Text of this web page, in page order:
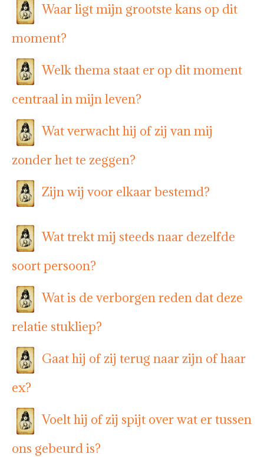
Waar ligt mijn grootste kans op dit
moment?
Welk thema staat er op dit moment
centraal in mijn leven?
Wat verwacht hij of zij van mij
zonder het te zeggen?
Zijn wij voor elkaar bestemd?
Wat trekt mij steeds naar dezelfde
soort persoon?
Wat is de verborgen reden dat deze
relatie stukliep?
Gaat hij of zij terug naar zijn of haar
ex?
Voelt hij of zij spijt over wat er tussen
ons gebeurd is?